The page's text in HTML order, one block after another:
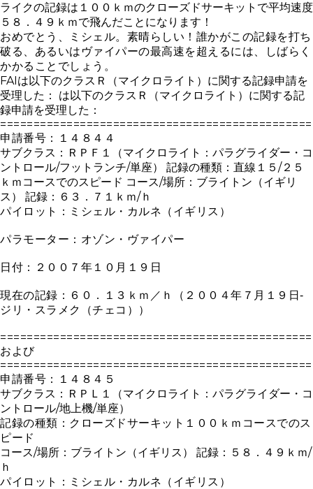
ライクの記録は１００ｋｍのクローズドサーキットで平均速度
５８．４９ｋｍで飛んだことになります！
おめでとう、ミシェル。素晴らしい！誰かがこの記録を打ち
破る、あるいはヴァイパーの最高速を超えるには、しばらく
かかることでしょう。
FAIは以下のクラスＲ（マイクロライト）に関する記録申請を
受理した： は以下のクラスＲ（マイクロライト）に関する記
録申請を受理した：
申請番号：１４８４４
サブクラス：ＲＰＦ１（マイクロライト：パラグライダー・コ
ントロール/フットランチ/単座） 記録の種類：直線１５ /２５
ｋｍコースでのスピード コース/場所：ブライトン（イギリ
ス） 記録：６３．７１ｋｍ/ｈ
パイロット：ミシェル・カルネ（イギリス）
パラモーター：オゾン・ヴァイパー
日付：２００７年１０月１９日
現在の記録：６０．１３ｋｍ／ｈ（２００４年７月１９日‐
ジリ・スラメク（チェコ））
および
申請番号：１４８４５
サブクラス：ＲＰＬ１（マイクロライト：パラグライダー・コ
ントロール/地上機/単座）
記録の種類：クローズドサーキット１００ｋｍコースでのス
ピード
コース/場所：ブライトン（イギリス） 記録：５８．４９ｋｍ/
ｈ
パイロット：ミシェル・カルネ（イギリス）